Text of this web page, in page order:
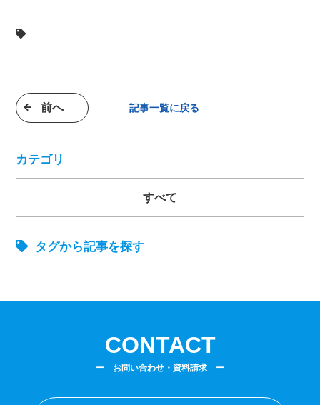
前へ 記事一覧に戻る
カテゴリ
すべて
タグから記事を探す
CONTACT
ー お問い合わせ・資料請求 ー